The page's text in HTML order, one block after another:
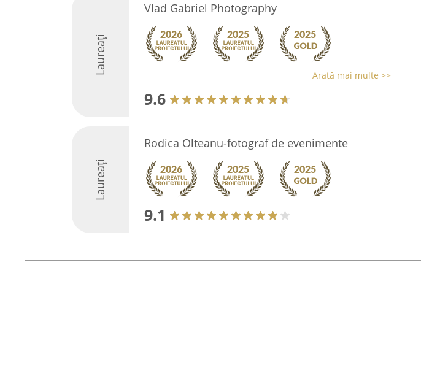
Laureați
Vlad Gabriel Photography
Arată mai multe >>
9.6
Laureați
Rodica Olteanu-fotograf de evenimente
9.1